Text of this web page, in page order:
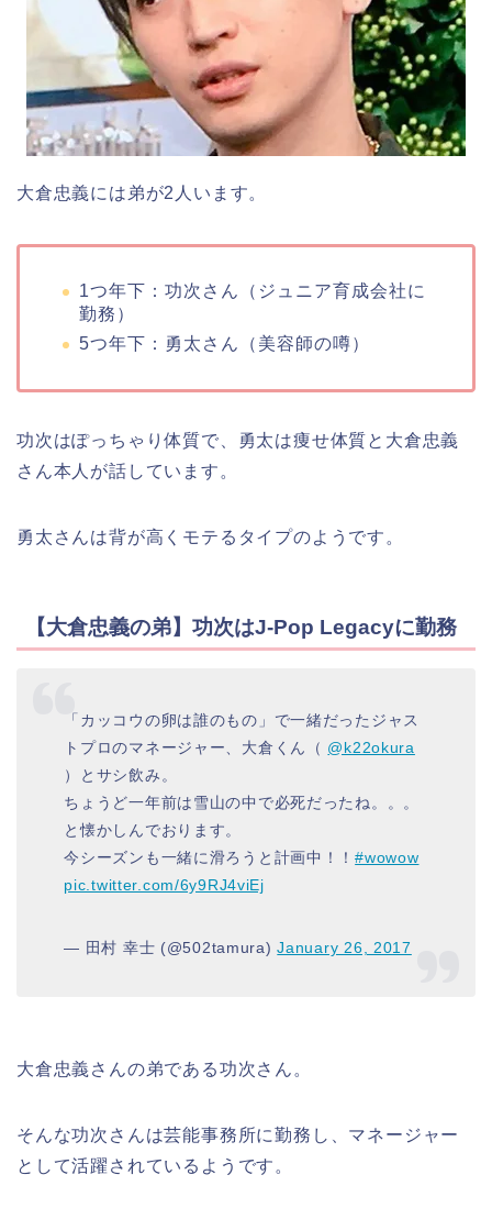
大倉忠義には弟が2人います。
1つ年下：功次さん（ジュニア育成会社に
勤務）
5つ年下：勇太さん（美容師の噂）
功次はぽっちゃり体質で、勇太は痩せ体質と大倉忠義
さん本人が話しています。
勇太さんは背が高くモテるタイプのようです。
【大倉忠義の弟】功次はJ-Pop Legacyに勤務
「カッコウの卵は誰のもの」で一緒だったジャス
トプロのマネージャー、大倉くん（ @k22okura
）とサシ飲み。
ちょうど一年前は雪山の中で必死だったね。。。
と懐かしんでおります。
今シーズンも一緒に滑ろうと計画中！！#wowow
pic.twitter.com/6y9RJ4viEj
— 田村 幸士 (@502tamura)January 26, 2017
大倉忠義さんの弟である功次さん。
そんな功次さんは芸能事務所に勤務し、マネージャー
として活躍されているようです。